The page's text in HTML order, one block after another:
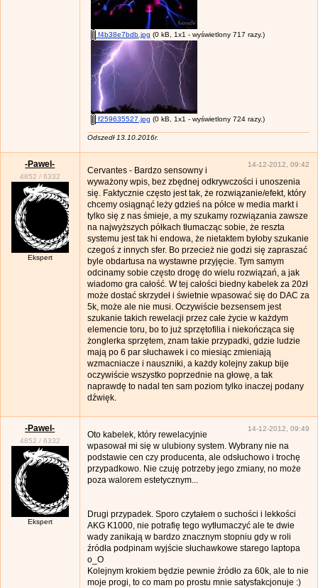
f4b38e7bdb.jpg (0 kB, 1x1 - wyświetlony 717 razy.)
f259635527.jpg (0 kB, 1x1 - wyświetlony 724 razy.)
Odszedł 13.10.2016r.
-Pawel-
4852 / 6332
Ekspert
14-12-2012, 09:42
Cervantes - Bardzo sensowny i
wyważony wpis, bez zbędnej odkrywczości i unoszenia
się. Faktycznie często jest tak, że rozwiązanie/efekt, który
chcemy osiągnąć leży gdzieś na półce w media markt i
tylko się z nas śmieje, a my szukamy rozwiązania zawsze
na najwyższych półkach tłumacząc sobie, że reszta
systemu jest tak hi endowa, że nietaktem byłoby szukanie
czegoś z innych sfer. Bo przecież nie godzi się zapraszać
byle obdartusa na wystawne przyjęcie. Tym samym
odcinamy sobie często drogę do wielu rozwiązań, a jak
wiadomo gra całość. W tej całości biedny kabelek za 20zł
może dostać skrzydeł i świetnie wpasować się do DAC za
5k, może ale nie musi. Oczywiście bezsensem jest
szukanie takich rewelacji przez całe życie w każdym
elemencie toru, bo to już sprzętofilia i niekończąca się
żonglerka sprzętem, znam takie przypadki, gdzie ludzie
mają po 6 par słuchawek i co miesiąc zmieniają
wzmacniacze i nauszniki, a każdy kolejny zakup bije
oczywiście wszystko poprzednie na głowę, a tak
naprawdę to nadal ten sam poziom tylko inaczej podany
dźwięk.
-Pawel-
4852 / 6332
Ekspert
14-12-2012, 09:49
Oto kabelek, który rewelacyjnie
wpasował mi się w ulubiony system. Wybrany nie na
podstawie cen czy producenta, ale odsłuchowo i trochę
przypadkowo. Nie czuję potrzeby jego zmiany, no może
poza walorem estetycznym...
Drugi przypadek. Sporo czytałem o suchości i lekkości
AKG K1000, nie potrafię tego wytłumaczyć ale te dwie
wady zanikają w bardzo znacznym stopniu gdy w roli
źródła podpinam wyjście słuchawkowe starego laptopa
o_O
Kolejnym krokiem będzie pewnie źródło za 60k, ale to nie
moje progi, to co mam po prostu mnie satysfakcjonuje :)